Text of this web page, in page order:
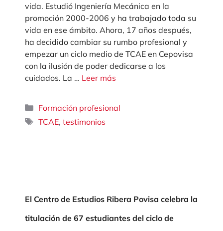
vida. Estudió Ingeniería Mecánica en la
promoción 2000-2006 y ha trabajado toda su
vida en ese ámbito. Ahora, 17 años después,
ha decidido cambiar su rumbo profesional y
empezar un ciclo medio de TCAE en Cepovisa
con la ilusión de poder dedicarse a los
cuidados. La … Leer más
Categorías
Formación profesional
Etiquetas
TCAE,testimonios
El Centro de Estudios Ribera Povisa celebra la
titulación de 67 estudiantes del ciclo de